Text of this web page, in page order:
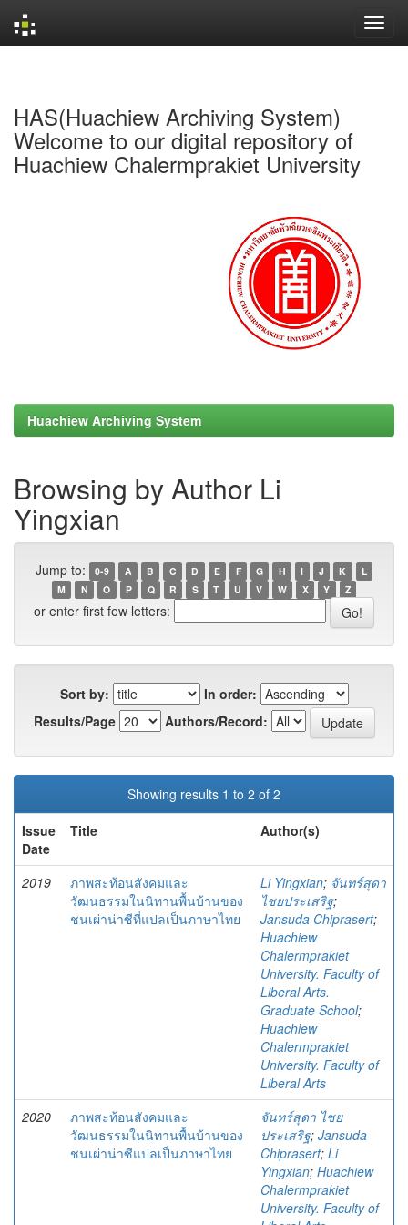
HAS(Huachiew Archiving System)
Welcome to our digital repository of
Huachiew Chalermprakiet University
Huachiew Archiving System
Browsing by Author Li
Yingxian
Jump to: 0-9 A B C D E F G H I J K
L
M
N O P Q R S T U V W X Y Z
or enter first few letters:
Sort by:
In order:
Results/Page
Authors/Record:
Showing results 1 to 2 of 2
Issue
Date
Title Author(s)
2019
ภาพสะท้อนสังคมและ
วัฒนธรรมในนิทานพื้นบ้านของ
ชนเผ่าน่าซีที่แปลเป็นภาษาไทย
Li Yingxian; จันทร์สุดา
ไชยประเสริฐ;
Jansuda Chiprasert;
Huachiew
Chalermprakiet
University. Faculty of
Liberal Arts.
Graduate School;
Huachiew
Chalermprakiet
University. Faculty of
Liberal Arts
2020
ภาพสะท้อนสังคมและ
วัฒนธรรมในนิทานพื้นบ้านของ
ชนเผ่าน่าซีแปลเป็นภาษาไทย
จันทร์สุดา ไชย
ประเสริฐ; Jansuda
Chiprasert; Li
Yingxian; Huachiew
Chalermprakiet
University. Faculty of